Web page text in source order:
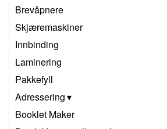
Brevåpnere
Skjæremaskiner
Innbinding
Laminering
Pakkefyll
Adressering
Booklet Maker